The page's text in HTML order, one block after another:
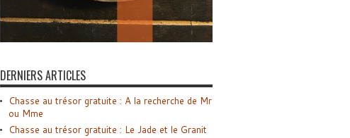
DERNIERS ARTICLES
Chasse au trésor gratuite : A la recherche de Mr
ou Mme
Chasse au trésor gratuite : Le Jade et le Granit